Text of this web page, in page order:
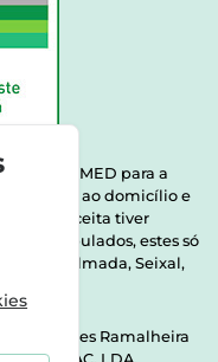
INFARMED para a
saúde ao domicílio e
sua receita tiver
Manipulados, estes só
Almada, Seixal,
Fernandes Ramalheira